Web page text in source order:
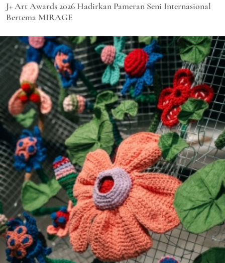
J+ Art Awards 2026 Hadirkan Pameran Seni Internasional
Bertema MIRAGE